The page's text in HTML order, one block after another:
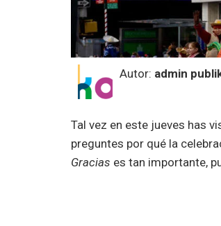
Autor: admin
Tal vez en este jueves has
preguntes por qué la
Gracias es tan importante,